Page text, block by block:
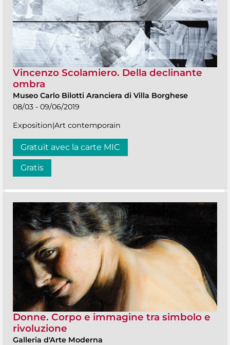
Vincenzo Scolamiero. Della declinante
ombra
Museo Carlo Bilotti Aranciera di Villa Borghese
08/03 - 09/06/2019
Exposition|Art contemporain
Gratuit avec la carte MIC
Gratis
Donne. Corpo e immagine tra simbolo e
rivoluzione
Galleria d'Arte Moderna